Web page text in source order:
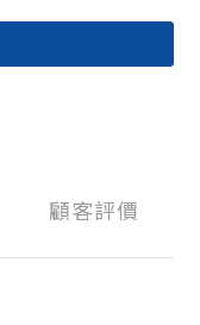
顧客評價